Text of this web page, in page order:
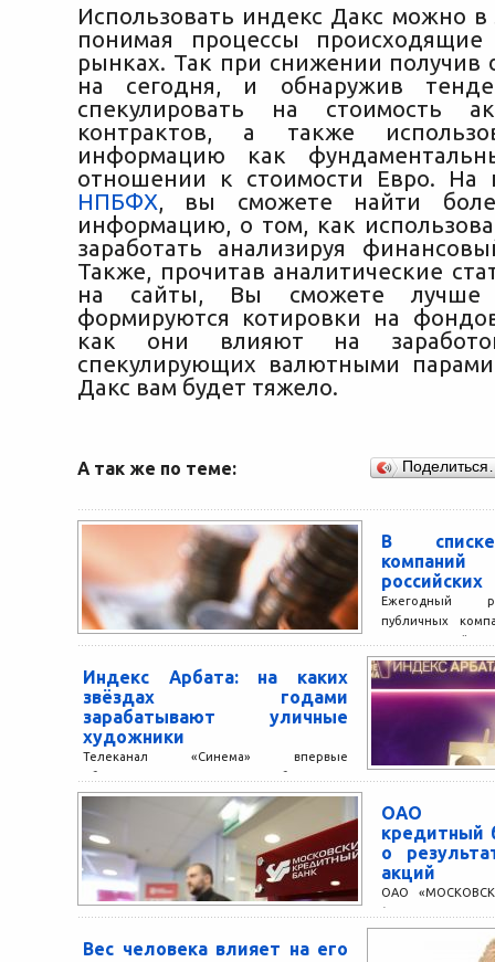
Использовать индекс Дакс можно
понимая процессы
рынках. Так при снижении получив
на сегодня, и обнаружив
спекулировать на стоимость
контрактов, а также
информацию как
отношении к стоимости Евро. На
НПБФХ, вы сможете найти
информацию, о том, как
заработать анализируя
Также, прочитав аналитические
на сайты, Вы сможете лучше
формируются котировки на
как они влияют на
спекулирующих валютными
Дакс вам будет тяжело.
А так же по теме:
В
российских
Ежегодный
публичных
американский
акул мировой
аналитики
Индекс Арбата: на каких
звёздах годами
зарабатывают уличные
художники
Телеканал «Синема» впервые
обнародовал Индекс Арбата —
уникальный рейтинг, определяющий так
называемую «уличную популярность»
кинозвёзд и других известных персон.
Рейтинг...
ОАО
кредитный
о
акций
ОАО
(далее –
БАНК» или
крупнейших
Вес человека влияет на его